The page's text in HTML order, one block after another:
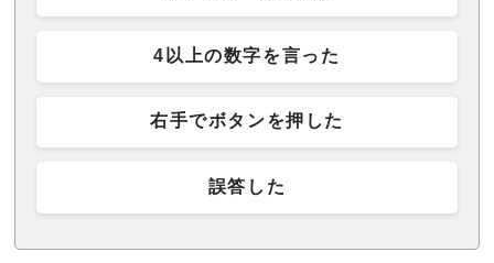
4以上の数字を言った
右手でボタンを押した
誤答した